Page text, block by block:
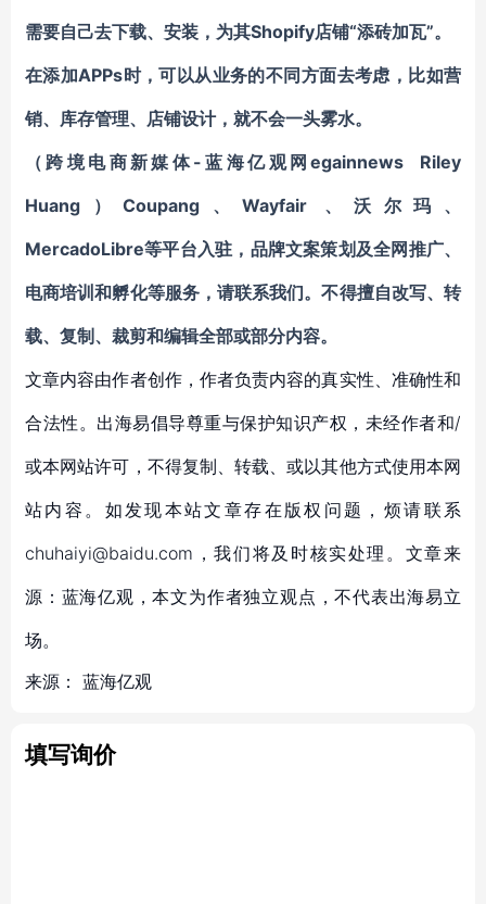
需要自己去下载、安装，为其Shopify店铺“添砖加瓦”。
在添加APPs时，可以从业务的不同方面去考虑，比如营
销、库存管理、店铺设计，就不会一头雾水。
（跨境电商新媒体-蓝海亿观网egainnews Riley
Huang）Coupang、Wayfair 、沃尔玛、
MercadoLibre等平台入驻，品牌文案策划及全网推广、
电商培训和孵化等服务，请联系我们。不得擅自改写、转
载、复制、裁剪和编辑全部或部分内容。
文章内容由作者创作，作者负责内容的真实性、准确性和
合法性。出海易倡导尊重与保护知识产权，未经作者和/
或本网站许可，不得复制、转载、或以其他方式使用本网
站内容。如发现本站文章存在版权问题，烦请联系
chuhaiyi@baidu.com，我们将及时核实处理。文章来
源：蓝海亿观，本文为作者独立观点，不代表出海易立
场。
来源： 蓝海亿观
填写询价